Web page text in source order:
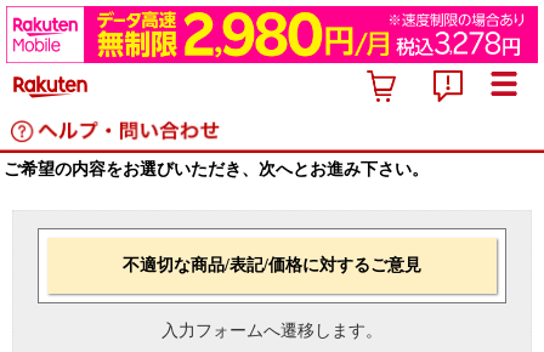
ご希望の内容をお選びいただき、次へとお進み下さい。
不適切な商品/表記/価格に対するご意見
入力フォームへ遷移します。